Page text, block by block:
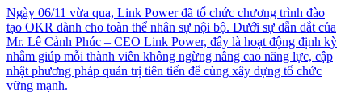
Ngày 06/11 vừa qua, Link Power đã tổ chức chương trình đào
tạo OKR dành cho toàn thể nhân sự nội bộ. Dưới sự dẫn dắt của
Mr. Lê Cảnh Phúc – CEO Link Power, đây là hoạt động định kỳ
nhằm giúp mỗi thành viên không ngừng nâng cao năng lực, cập
nhật phương pháp quản trị tiên tiến để cùng xây dựng tổ chức
vững mạnh.